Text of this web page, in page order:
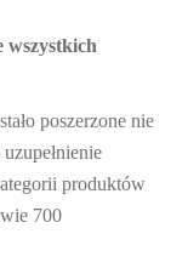
wszystkich
poszerzone nie
produktów
700